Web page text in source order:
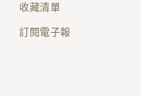
收藏清單
訂閱電子報